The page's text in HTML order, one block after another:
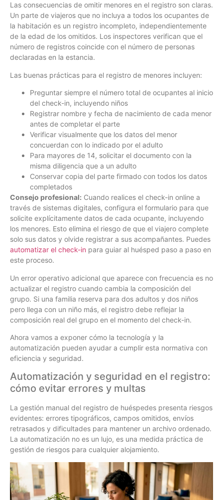
Las consecuencias de omitir menores en el registro son claras.
Un parte de viajeros que no incluya a todos los ocupantes de
la habitación es un registro incompleto, independientemente
de la edad de los omitidos. Los inspectores verifican que el
número de registros coincide con el número de personas
declaradas en la estancia.
Las buenas prácticas para el registro de menores incluyen:
Preguntar siempre el número total de ocupantes al inicio
del check-in, incluyendo niños
Registrar nombre y fecha de nacimiento de cada menor
antes de completar el parte
Verificar visualmente que los datos del menor
concuerdan con lo indicado por el adulto
Para mayores de 14, solicitar el documento con la
misma diligencia que a un adulto
Conservar copia del parte firmado con todos los datos
completados
Consejo profesional: Cuando realices el check-in online a
través de sistemas digitales, configura el formulario para que
solicite explícitamente datos de cada ocupante, incluyendo
los menores. Esto elimina el riesgo de que el viajero complete
solo sus datos y olvide registrar a sus acompañantes. Puedes
automatizar el check-in para guiar al huésped paso a paso en
este proceso.
Un error operativo adicional que aparece con frecuencia es no
actualizar el registro cuando cambia la composición del
grupo. Si una familia reserva para dos adultos y dos niños
pero llega con un niño más, el registro debe reflejar la
composición real del grupo en el momento del check-in.
Ahora vamos a exponer cómo la tecnología y la
automatización pueden ayudar a cumplir esta normativa con
eficiencia y seguridad.
Automatización y seguridad en el registro:
cómo evitar errores y multas
La gestión manual del registro de huéspedes presenta riesgos
evidentes: errores tipográficos, campos omitidos, envíos
retrasados y dificultades para mantener un archivo ordenado.
La automatización no es un lujo, es una medida práctica de
gestión de riesgos para cualquier alojamiento.